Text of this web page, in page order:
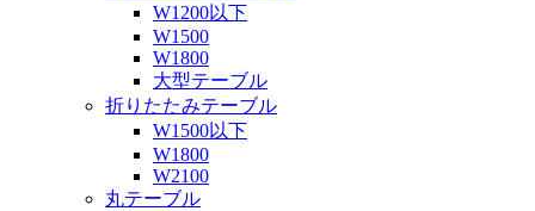
W1200以下
W1500
W1800
大型テーブル
折りたたみテーブル
W1500以下
W1800
W2100
丸テーブル